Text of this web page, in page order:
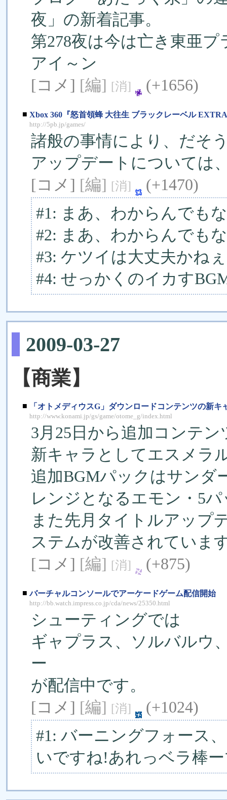
夜」の新着記事。
第278夜は今は亡き東亜
アイ～ン
[コメ] [編] [消] (+1656)
■ Xbox 360『怒首領蜂 大往生 ブラックレーベル
http://5pb.jp/games/
諸般の事情により、だそ
アップデートについては
[コメ] [編] [消]
(+1470)
#1: まあ、わからんでも
#2: まあ、わからんでも
#3: ケツイは大丈夫かね
#4: せっかくのイカす
2009-03-27
【商業】
■ 「オトメディウスG」ダウンロードコンテンツの新
http://www.konami.jp/gs/game/otome_g/index.html
3月25日から追加コンテ
新キャラとしてエスメラ
追加BGMパックはサンダ
レンジとなるエモン・5
また先月タイトルアップ
ステムが改善されていま
[コメ] [編] [消] (+875)
■ バーチャルコンソールでアーケードゲーム配信開始
http://bb.watch.impress.co.jp/cda/news/25350.html
シューティングでは
ギャプラス、ソルバルウ
ー
が配信中です。
[コメ] [編] [消]
(+1024)
#1: バーニングフォース
いですね!あれっベラ棒